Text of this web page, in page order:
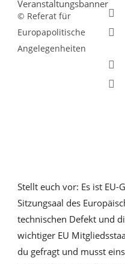
© Referat für
Europapolitische
Angelegenheiten
Stellt euch vor: Es ist
Sitzungsaal des
technischen Defekt und
wichtiger EU
du gefragt und musst